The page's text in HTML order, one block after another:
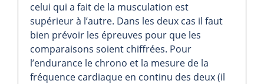
celui qui a fait de la musculation est
supérieur à l’autre. Dans les deux cas il faut
bien prévoir les épreuves pour que les
comparaisons soient chiffrées. Pour
l’endurance le chrono et la mesure de la
fréquence cardiaque en continu des deux (il